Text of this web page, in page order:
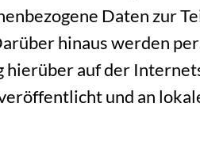
Daten zur
hinaus werden
auf der
und an